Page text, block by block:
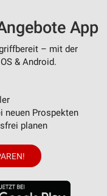
App
– mit der
& Android.
neuen Prospekten
planen